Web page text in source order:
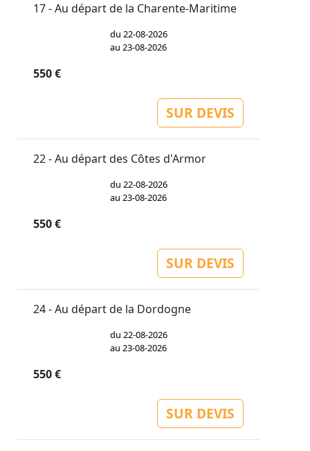
17 - Au départ de la Charente-Maritime
du 22-08-2026
au 23-08-2026
550 €
SUR DEVIS
22 - Au départ des Côtes d'Armor
du 22-08-2026
au 23-08-2026
550 €
SUR DEVIS
24 - Au départ de la Dordogne
du 22-08-2026
au 23-08-2026
550 €
SUR DEVIS